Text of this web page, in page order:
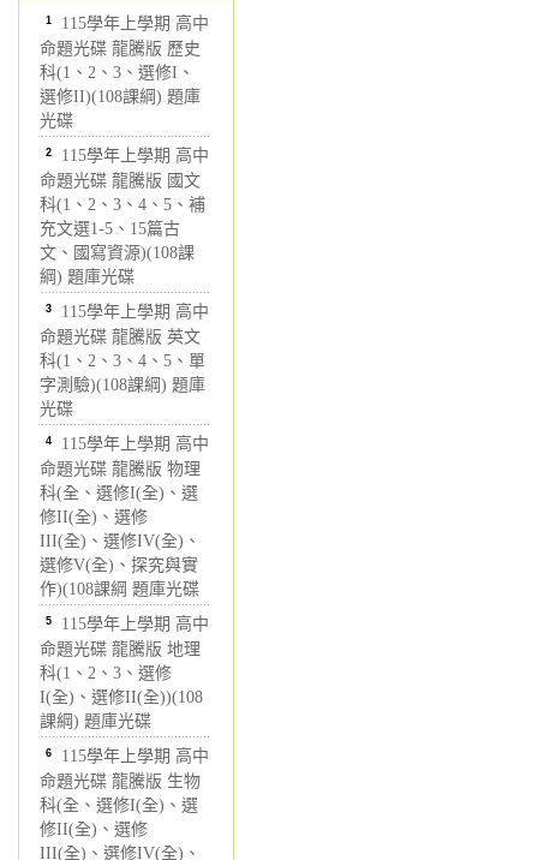
1 115學年上學期 高中
命題光碟 龍騰版 歷史
科(1、2、3、選修I、
選修II)(108課綱) 題庫
光碟
2 115學年上學期 高中
命題光碟 龍騰版 國文
科(1、2、3、4、5、補
充文選1-5、15篇古
文、國寫資源)(108課
綱) 題庫光碟
3 115學年上學期 高中
命題光碟 龍騰版 英文
科(1、2、3、4、5、單
字測驗)(108課綱) 題庫
光碟
4 115學年上學期 高中
命題光碟 龍騰版 物理
科(全、選修I(全)、選
修II(全)、選修
III(全)、選修IV(全)、
選修V(全)、探究與實
作)(108課綱 題庫光碟
5 115學年上學期 高中
命題光碟 龍騰版 地理
科(1、2、3、選修
I(全)、選修II(全))(108
課綱) 題庫光碟
6 115學年上學期 高中
命題光碟 龍騰版 生物
科(全、選修I(全)、選
修II(全)、選修
III(全)、選修IV(全)、